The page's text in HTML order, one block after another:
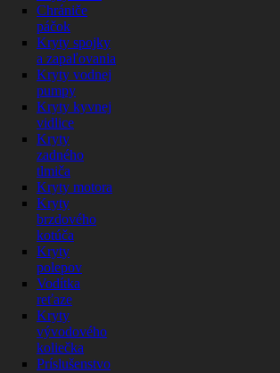
Chrániče
páčok
Kryty spojky
a zapaľovania
Kryty vodnej
pumpy
Kryty kyvnej
vidlice
Kryty
zadného
tlmiča
Kryty motora
Kryty
brzdového
kotúča
Kryty
polepov
Vodítka
reťaze
Kryty
vývodového
koliečka
Príslušenstvo